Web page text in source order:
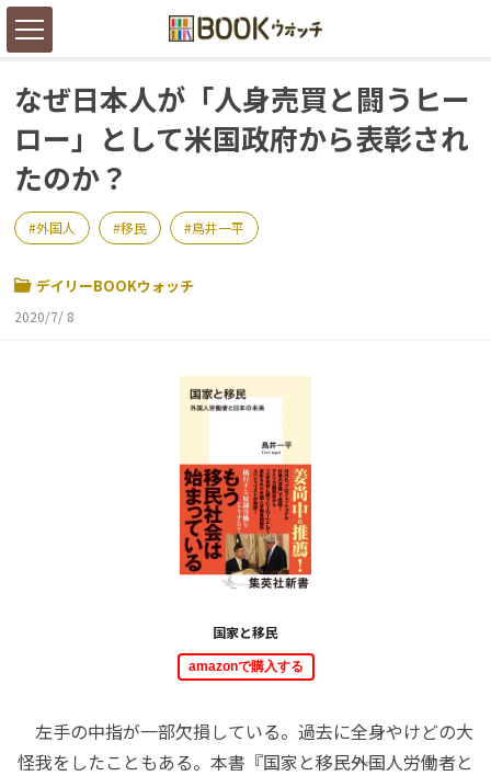
なぜ日本人が「人身売買と闘うヒー
ロー」として米国政府から表彰され
たのか？
外国人 移民 鳥井一平
デイリーBOOKウォッチ
2020/7/ 8
国家と移民
amazonで購入する
左手の中指が一部欠損している。過去に全身やけどの大
怪我をしたこともある。本書『国家と移民――外国人労働者と